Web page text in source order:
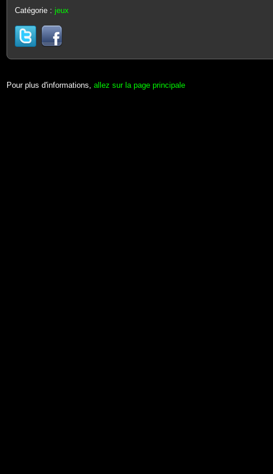
Catégorie : jeux
Pour plus d'informations, allez sur la page principale